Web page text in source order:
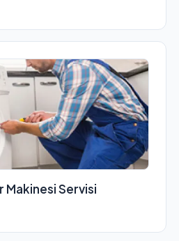
Makinesi Servisi